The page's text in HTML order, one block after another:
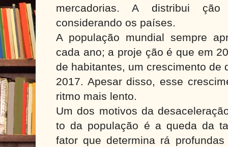
mercadorias. A distribui
considerando os países.
A população mundial sempre
cada ano; a proje ção é que em
de habitantes, um crescimento de
2017. Apesar disso, esse
ritmo mais lento.
Um dos motivos da
to da população é a queda da
fator que determina rá